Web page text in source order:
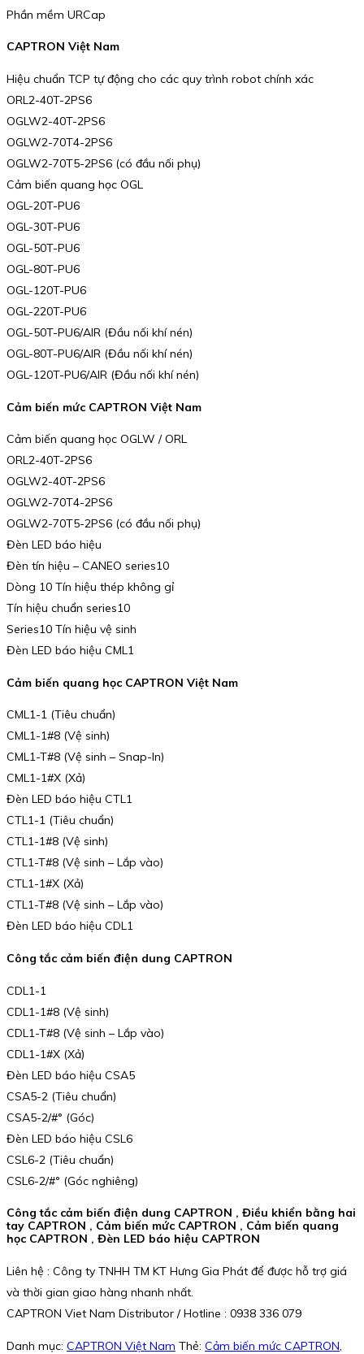
Phần mềm URCap
CAPTRON Việt Nam
Hiệu chuẩn TCP tự động cho các quy trình robot chính xác
ORL2-40T-2PS6
OGLW2-40T-2PS6
OGLW2-70T4-2PS6
OGLW2-70T5-2PS6 (có đầu nối phụ)
Cảm biến quang học OGL
OGL-20T-PU6
OGL-30T-PU6
OGL-50T-PU6
OGL-80T-PU6
OGL-120T-PU6
OGL-220T-PU6
OGL-50T-PU6/AIR (Đầu nối khí nén)
OGL-80T-PU6/AIR (Đầu nối khí nén)
OGL-120T-PU6/AIR (Đầu nối khí nén)
Cảm biến mức CAPTRON Việt Nam
Cảm biến quang học OGLW / ORL
ORL2-40T-2PS6
OGLW2-40T-2PS6
OGLW2-70T4-2PS6
OGLW2-70T5-2PS6 (có đầu nối phụ)
Đèn LED báo hiệu
Đèn tín hiệu – CANEO series10
Dòng 10 Tín hiệu thép không gỉ
Tín hiệu chuẩn series10
Series10 Tín hiệu vệ sinh
Đèn LED báo hiệu CML1
Cảm biến quang học CAPTRON Việt Nam
CML1-1 (Tiêu chuẩn)
CML1-1#8 (Vệ sinh)
CML1-T#8 (Vệ sinh – Snap-In)
CML1-1#X (Xả)
Đèn LED báo hiệu CTL1
CTL1-1 (Tiêu chuẩn)
CTL1-1#8 (Vệ sinh)
CTL1-T#8 (Vệ sinh – Lắp vào)
CTL1-1#X (Xả)
CTL1-T#8 (Vệ sinh – Lắp vào)
Đèn LED báo hiệu CDL1
Công tắc cảm biến điện dung CAPTRON
CDL1-1
CDL1-1#8 (Vệ sinh)
CDL1-T#8 (Vệ sinh – Lắp vào)
CDL1-1#X (Xả)
Đèn LED báo hiệu CSA5
CSA5-2 (Tiêu chuẩn)
CSA5-2/#° (Góc)
Đèn LED báo hiệu CSL6
CSL6-2 (Tiêu chuẩn)
CSL6-2/#° (Góc nghiêng)
Công tắc cảm biến điện dung CAPTRON , Điều khiển bằng hai
tay CAPTRON , Cảm biến mức CAPTRON , Cảm biến quang
học CAPTRON , Đèn LED báo hiệu CAPTRON
Liên hệ : Công ty TNHH TM KT Hưng Gia Phát để được hỗ trợ giá
và thời gian giao hàng nhanh nhất.
CAPTRON Viet Nam Distributor / Hotline : 0938 336 079
Danh mục: CAPTRON Việt Nam Thẻ: Cảm biến mức CAPTRON,